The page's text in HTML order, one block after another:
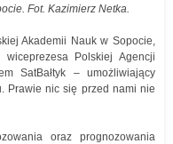
Fot. Kazimierz Netka.
Akademii Nauk w Sopocie,
Polskiej Agencji
SatBałtyk – umożliwiający
Prawie nic się przed nami nie
oraz prognozowania